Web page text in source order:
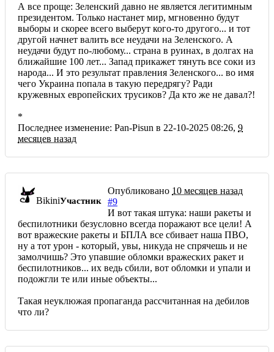
А все проще: Зеленский давно не является легитимным
президентом. Только настанет мир, мгновенно будут
выборы и скорее всего выберут кого-то другого... и тот
другой начнет валить все неудачи на Зеленского. А
неудачи будут по-любому... страна в руинах, в долгах на
ближайшие 100 лет... Запад прикажет тянуть все соки из
народа... И это результат правления Зеленского... во имя
чего Украина попала в такую передрягу? Ради
кружевных европейских трусиков? Да кто же не давал?!
*
Последнее изменение: Pan-Pisun в 22-10-2025 08:26, 9
месяцев назад
BikiniУчастник
Опубликовано 10 месяцев назад
#9
И вот такая штука: наши ракеты и
беспилотники безусловно всегда поражают все цели! А
вот вражеские ракеты и БПЛА все сбивает наша ПВО,
ну а тот урон - который, увы, никуда не спрячешь и не
замолчишь? Это упавшие обломки вражеских ракет и
беспилотников... их ведь сбили, вот обломки и упали и
подожгли те или иные объекты...
Такая неуклюжая пропаганда рассчитанная на дебилов
что ли?